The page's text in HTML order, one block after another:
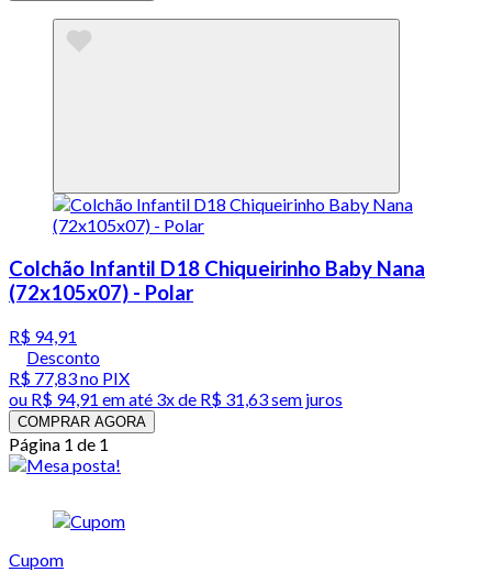
Colchão Infantil D18 Chiqueirinho Baby Nana
(72x105x07) - Polar
R$ 94,91
Desconto
R$ 77,83no PIX
ou R$ 94,91 em até 3x de R$ 31,63 sem juros
COMPRAR AGORA
Página 1 de 1
Cupom